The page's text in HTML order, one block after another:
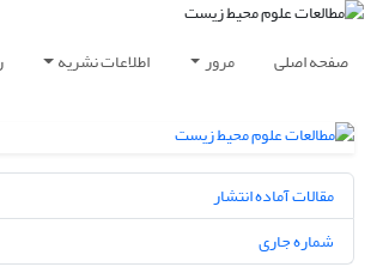
صفحه اصلی مرور اطلاعات نشریه
مقالات آماده انتشار
شماره جاری